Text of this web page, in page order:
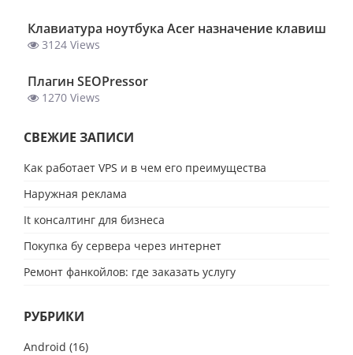
Клавиатура ноутбука Acer назначение клавиш
3124 Views
Плагин SEOPressor
1270 Views
СВЕЖИЕ ЗАПИСИ
Как работает VPS и в чем его преимущества
Наружная реклама
It консалтинг для бизнеса
Покупка бу сервера через интернет
Ремонт фанкойлов: где заказать услугу
РУБРИКИ
Android (16)